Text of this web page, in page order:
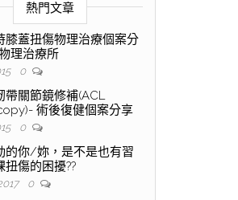
熱門文章
膝蓋扭傷物理治療個案分
理治療所
0
帶關節鏡修補(ACL
術後復健個案分享
0
的你/妳，是不是也有習
扭傷的困擾??
0